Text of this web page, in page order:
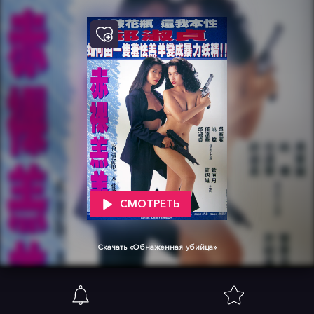
СМОТРЕТЬ
Скачать «Обнаженная убийца»